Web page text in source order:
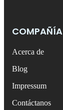
COMPAÑÍA
Acerca de
Blog
Impressum
Contáctanos